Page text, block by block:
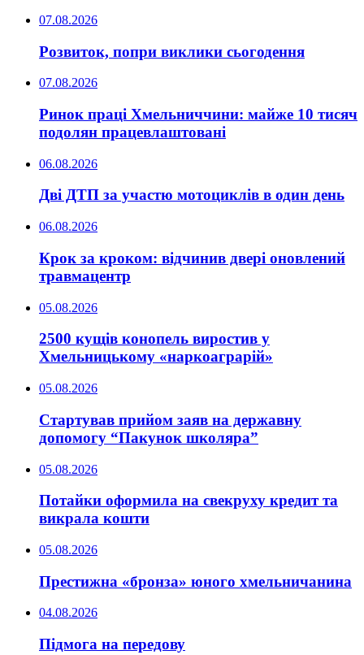
07.08.2026
Розвиток, попри виклики сьогодення
07.08.2026
Ринок праці Хмельниччини: майже 10 тисяч
подолян працевлаштовані
06.08.2026
Дві ДТП за участю мотоциклів в один день
06.08.2026
Крок за кроком: відчинив двері оновлений
травмацентр
05.08.2026
2500 кущів конопель виростив у
Хмельницькому «наркоаграрій»
05.08.2026
Стартував прийом заяв на державну
допомогу “Пакунок школяра”
05.08.2026
Потайки оформила на свекруху кредит та
викрала кошти
05.08.2026
Престижна «бронза» юного хмельничанина
04.08.2026
Підмога на передову